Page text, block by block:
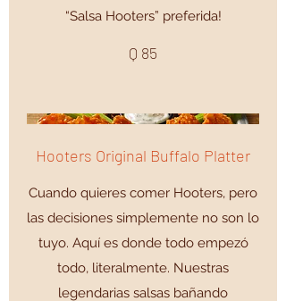
“Salsa Hooters” preferida!
Q 85
Hooters Original Buffalo Platter
Cuando quieres comer Hooters, pero
las decisiones simplemente no son lo
tuyo. Aquí es donde todo empezó
todo, literalmente. Nuestras
legendarias salsas bañando